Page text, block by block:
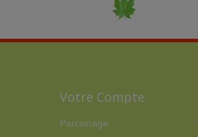
Votre Compte
Parrainage